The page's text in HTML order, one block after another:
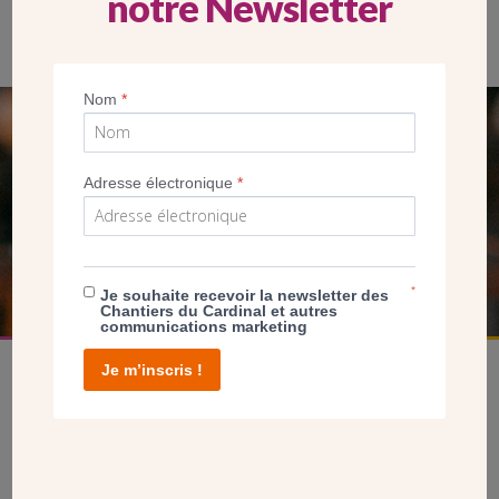
SEUL VOTRE DON
NOUS PERMET D’AGIR
FAIRE UN DON
Nom*
Adresse électronique*
Je souhaite recevoir la newsletter des
Chantiers du Cardinal et autres
communications marketing
*
Je m’inscris !